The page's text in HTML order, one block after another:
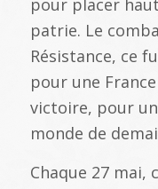
pour placer
patrie. Le
Résistance, ce
pour une
victoire, pour
monde de
Chaque 27